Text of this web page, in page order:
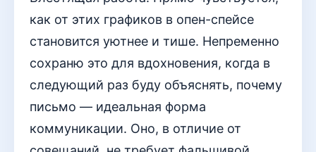
как от этих графиков в опен-спейсе
становится уютнее и тише. Непременно
сохраню это для вдохновения, когда в
следующий раз буду объяснять, почему
письмо — идеальная форма
коммуникации. Оно, в отличие от